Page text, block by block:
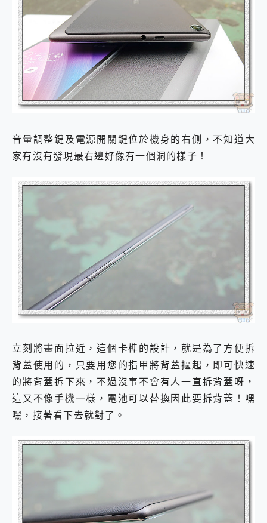
音量調整鍵及電源開關鍵位於機身的右側，不知道大
家有沒有發現最右邊好像有一個洞的樣子！
立刻將畫面拉近，這個卡榫的設計，就是為了方便拆
背蓋使用的，只要用您的指甲將背蓋摳起，即可快速
的將背蓋拆下來，不過沒事不會有人一直拆背蓋呀，
這又不像手機一樣，電池可以替換因此要拆背蓋！ 嘿
嘿，接著看下去就對了。